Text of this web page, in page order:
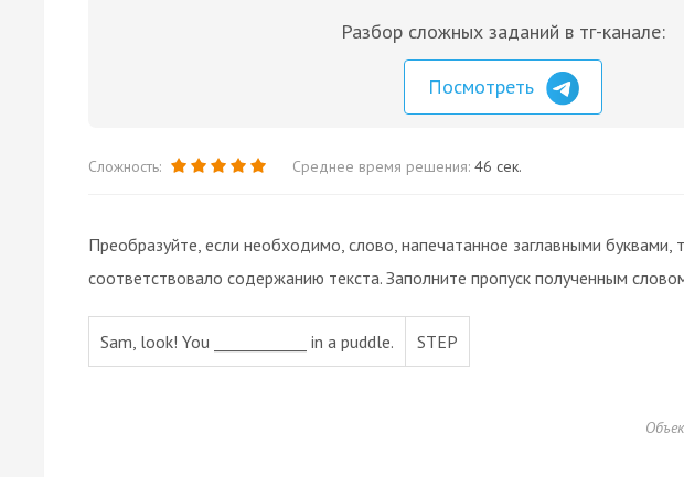
Разбор сложных заданий в тг-канале:
Посмотреть
Сложность: Среднее время решения: 46 сек.
Преобразуйте, если необходимо, слово, напечатанное заглавными буквами,
соответствовало содержанию текста. Заполните пропуск полученным
Sam, look! You ____________ in a puddle. STEP